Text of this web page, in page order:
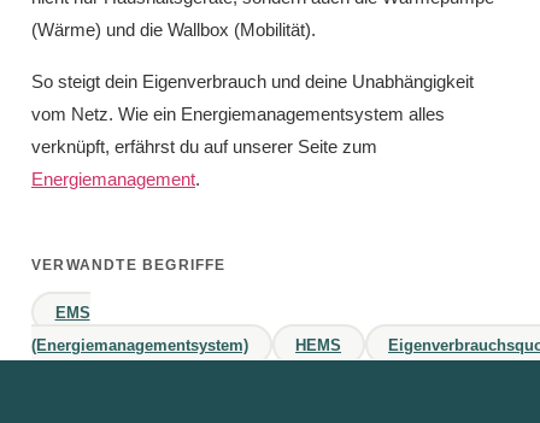
(Wärme) und die Wallbox (Mobilität).
So steigt dein Eigenverbrauch und deine Unabhängigkeit
vom Netz. Wie ein Energiemanagementsystem alles
verknüpft, erfährst du auf unserer Seite zum
Energiemanagement.
VERWANDTE BEGRIFFE
EMS
(Energiemanagementsystem)
HEMS